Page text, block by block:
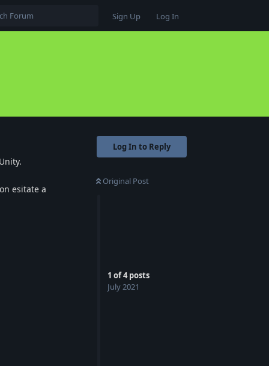
Sign Up Log In
Log In to Reply
Original Post
1 of4posts
July 2021
esitate a